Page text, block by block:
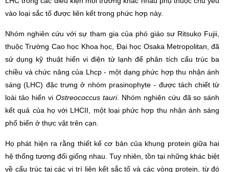
vào loại sắc tố được liên kết trong phức hợp này.
Nhóm nghiên cứu với sự tham gia của phó giáo sư Ritsuko Fujii,
thuộc Trường Cao học Khoa học, Đại học Osaka Metropolitan, đã
sử dụng kỹ thuật hiển vi điện tử lạnh để phân tích cấu trúc ba
chiều và chức năng của Lhcp - một dạng phức hợp thu nhận ánh
sáng (LHC) đặc trưng ở nhóm prasinophyte - được tách chiết từ
loài tảo hiển vi Ostreococcus tauri. Nhóm nghiên cứu đã so sánh
kết quả của họ với LHCII, một loại phức hợp thu nhận ánh sáng
phổ biến ở thực vật trên cạn.
Họ phát hiện ra rằng thiết kế cơ bản của khung protein giữa hai
hệ thống tương đối giống nhau. Tuy nhiên, tồn tại những khác biệt
về cấu trúc tại các vị trí liên kết sắc tố và các vòng protein, từ đó